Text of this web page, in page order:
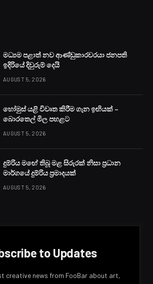
මධ්‍යම පළාත් නව ආණ්ඩුකාරවරයා ජනපති
ඉදිරියේ දිවුරුම් දෙයි
AUGUST 5, 2026
හෝමුස් යළි විවෘත කිරීම ගැන ඉඟියක් –
බොරතෙල් මිල පහළට
AUGUST 5, 2026
දුම්රිය මඟේ තිබූ මළ සිරුරක් නිසා ප්‍රධාන
මාර්ගයේ දුම්රිය ප්‍රමාදයක්
AUGUST 5, 2026
to Updates
creative news from FooBar about art,